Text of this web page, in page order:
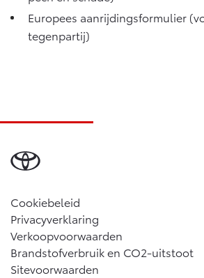
Land Cruiser (excl. BTW)
Europees aanrijdingsformulier
tegenpartij)
Cookiebeleid
Privacyverklaring
Verkoopvoorwaarden
Brandstofverbruik en CO2-uitstoot
Sitevoorwaarden